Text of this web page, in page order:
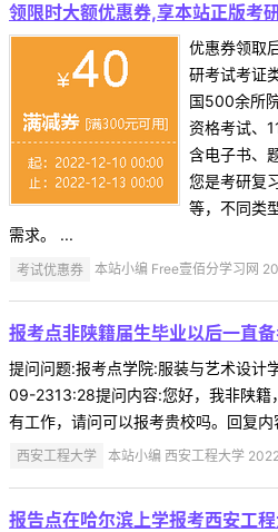
领限时大额优惠券,享本站正版考
优惠券领取
研考试考证
国500余所
资格考试、
含电子书、
您是考研复
等，不同类
需求。 ...
考试优惠券 本站小编 Free壹佰分学习网
报考点非陕籍届生毕业以后一直
提问问题:报考点学院:服装与艺术设
09-2313:28提问内容:您好，我非陕籍
有工作，请问可以报考贵校吗。回复内
西安工程大学 本站小编 西安工程大学
报告点在哈尔滨上学报考西安工